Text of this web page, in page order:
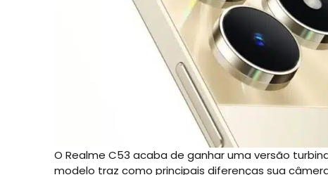
O Realme C53 acaba de ganhar uma versão
modelo traz como principais diferenças sua